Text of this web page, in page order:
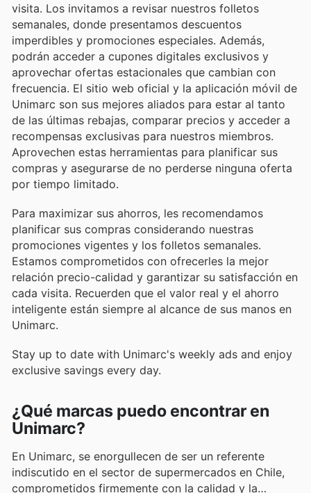
visita. Los invitamos a revisar nuestros folletos
semanales, donde presentamos descuentos
imperdibles y promociones especiales. Además,
podrán acceder a cupones digitales exclusivos y
aprovechar ofertas estacionales que cambian con
frecuencia. El sitio web oficial y la aplicación móvil de
Unimarc son sus mejores aliados para estar al tanto
de las últimas rebajas, comparar precios y acceder a
recompensas exclusivas para nuestros miembros.
Aprovechen estas herramientas para planificar sus
compras y asegurarse de no perderse ninguna oferta
por tiempo limitado.
Para maximizar sus ahorros, les recomendamos
planificar sus compras considerando nuestras
promociones vigentes y los folletos semanales.
Estamos comprometidos con ofrecerles la mejor
relación precio-calidad y garantizar su satisfacción en
cada visita. Recuerden que el valor real y el ahorro
inteligente están siempre al alcance de sus manos en
Unimarc.
Stay up to date with Unimarc's weekly ads and enjoy
exclusive savings every day.
¿Qué marcas puedo encontrar en
Unimarc?
En Unimarc, se enorgullecen de ser un referente
indiscutido en el sector de supermercados en Chile,
comprometidos firmemente con la calidad y la